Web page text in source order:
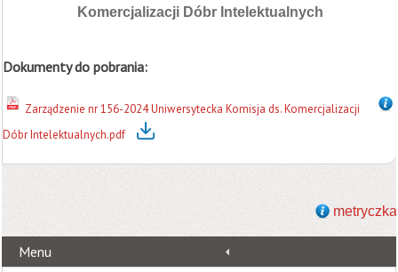
Komercjalizacji Dóbr Intelektualnych
Dokumenty do pobrania:
Zarządzenie nr 156-2024 Uniwersytecka Komisja ds. Komercjalizacji
Dóbr Intelektualnych.pdf
metryczka
Menu